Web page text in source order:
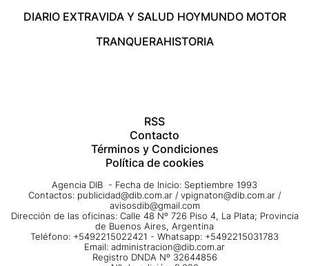
DIARIO EXTRAVIDA Y SALUD HOYMUNDO MOTOR
TRANQUERAHISTORIA
RSS
Contacto
Términos y Condiciones
Política de cookies
Agencia DIB - Fecha de Inicio: Septiembre 1993
Contactos: publicidad@dib.com.ar / vpignaton@dib.com.ar /
avisosdib@gmail.com
Dirección de las oficinas: Calle 48 Nº 726 Piso 4, La Plata; Provincia
de Buenos Aires, Argentina
Teléfono: +5492215022421 - Whatsapp: +5492215031783
Email: administracion@dib.com.ar
Registro DNDA Nº 32644856